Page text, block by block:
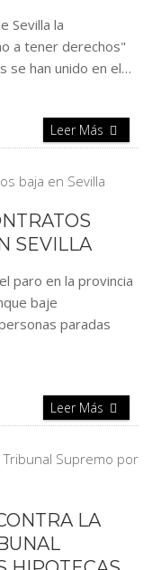
Sevilla la
a tener derechos"
se han unido en el…
Leer Más
SEVILLA
paro en la provincia
baje
paradas
Leer Más
LA